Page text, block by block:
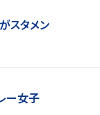
スタメン
ー女子